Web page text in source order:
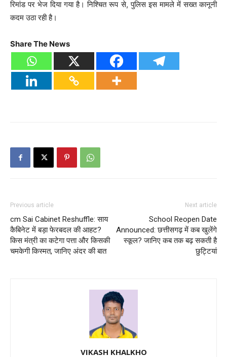
रिमांड पर भेज दिया गया है। निश्चित रूप से, पुलिस इस मामले में सख्त कानूनी
कदम उठा रही है।
Share The News
Previous article
cm Sai Cabinet Reshuffle: साय
कैबिनेट में बड़ा फेरबदल की आहट?
किस मंत्री का कटेगा पत्ता और किसकी
चमकेगी किस्मत, जानिए अंदर की बात
Next article
School Reopen Date
Announced: छत्तीसगढ़ में कब खुलेंगे
स्कूल? जानिए कब तक बढ़ सकती है
छुट्टियां
VIKASH KHALKHO